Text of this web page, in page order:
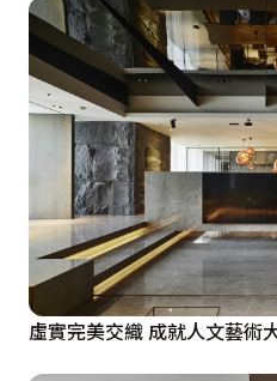
虛實完美交織 成就人文藝術